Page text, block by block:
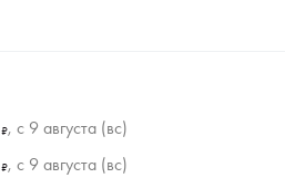
₽, c 9 августа (вс)
₽, c 9 августа (вс)